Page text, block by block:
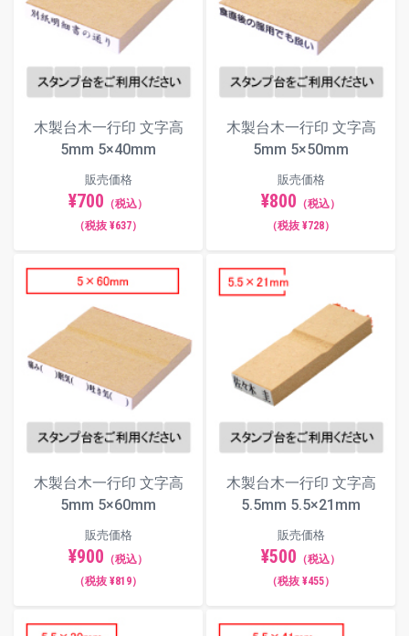
木製台木一行印 文字高
5mm 5×40mm
販売価格
¥700 （税込）
（税抜 ¥637）
木製台木一行印 文字高
5mm 5×50mm
販売価格
¥800 （税込）
（税抜 ¥728）
木製台木一行印 文字高
5mm 5×60mm
販売価格
¥900 （税込）
（税抜 ¥819）
木製台木一行印 文字高
5.5mm 5.5×21mm
販売価格
¥500 （税込）
（税抜 ¥455）